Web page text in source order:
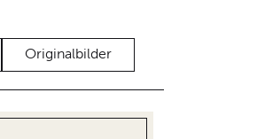
Originalbilder